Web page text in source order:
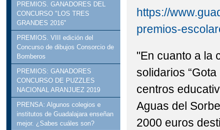
PREMIOS. GANADORES DEL
CONCURSO "LOS TRES
GRANDES 2016"
PREMIOS. VIII edición del
Concurso de dibujos Consorcio de
Bomberos
PREMIOS: GANADORES
CONCURSO DE PUZZLES
NACIONAL ARANJUEZ 2019
PRENSA: Algunos colegios e
institutos de Guadalajara enseñan
mejor. ¿Sabes cuáles son?
https://
premios-
"En cuanto a la
solidarios
centros
Aguas del
2000 euros